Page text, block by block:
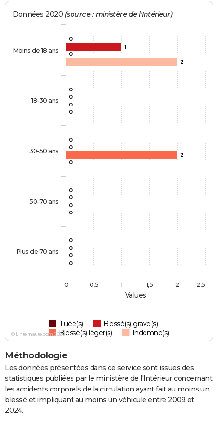
Values
Données 2020 (source : ministère de l'Intérieur)
0
0
0
0
0
1
0
0
0
0
0
0
2
0
0
2
0
0
0
0
Tuée(s)
Blessé(s) grave(s)
Blessé(s) léger(s)
Indemne(s)
Moins de 18 ans
18-30 ans
30-50 ans
50-70 ans
Plus de 70 ans
0 0,5 1 1,5 2 2,5
© Linternaute.com 2026
Méthodologie
Les données présentées dans ce service sont issues des
statistiques publiées par le ministère de l'Intérieur concernant
les accidents corporels de la circulation ayant fait au moins un
blessé et impliquant au moins un véhicule entre 2009 et
2024.